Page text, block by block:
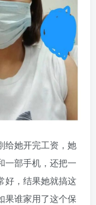
给她开完工资，她
一部手机，还把一
好，结果她就搞这
果谁家用了这个保